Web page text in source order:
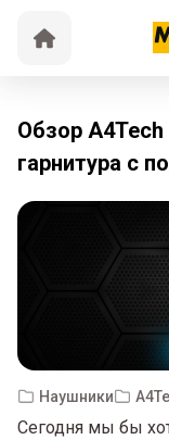
Обзор A4Tech
гарнитура с
Наушники
Сегодня мы бы